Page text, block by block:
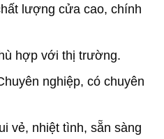
lượng cửa cao, chính
hợp với thị trường.
nghiệp, có chuyên
vẻ, nhiệt tình, sẵn sàng